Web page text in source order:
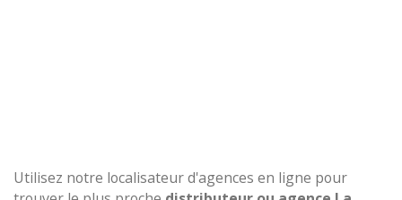
Utilisez notre localisateur d'agences en ligne pour